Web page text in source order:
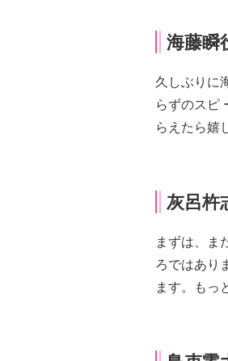
海藤瞬
久しぶりに
らずのスピ
らえたら嬉
灰呂杵
まずは、ま
ろではあり
ます。もっ